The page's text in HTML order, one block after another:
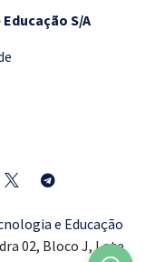
S/A
e Educação
02, Bloco J, Lote